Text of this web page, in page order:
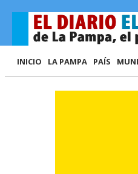
INICIO LA PAMPA PAÍS